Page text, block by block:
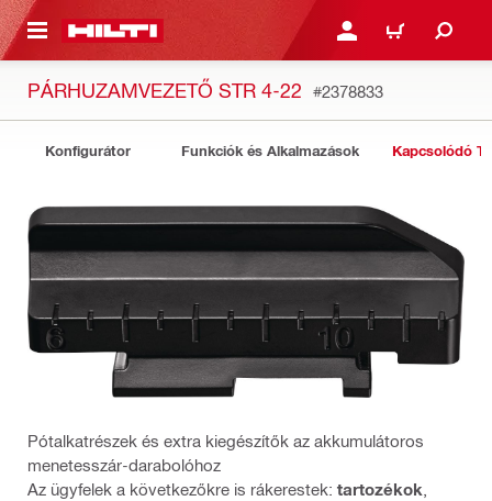
TARTALOMRA BEJELENTKEZÉS VAGY
KOSÁR
PÁRHUZAMVEZETŐ STR 4-22 #2378833
Konfigurátor Funkciók és Alkalmazások Kapcsolódó
Pótalkatrészek és extra kiegészítők az akkumulátoros
menetesszár-darabolóhoz
Az ügyfelek a következőkre is rákerestek: tartozékok